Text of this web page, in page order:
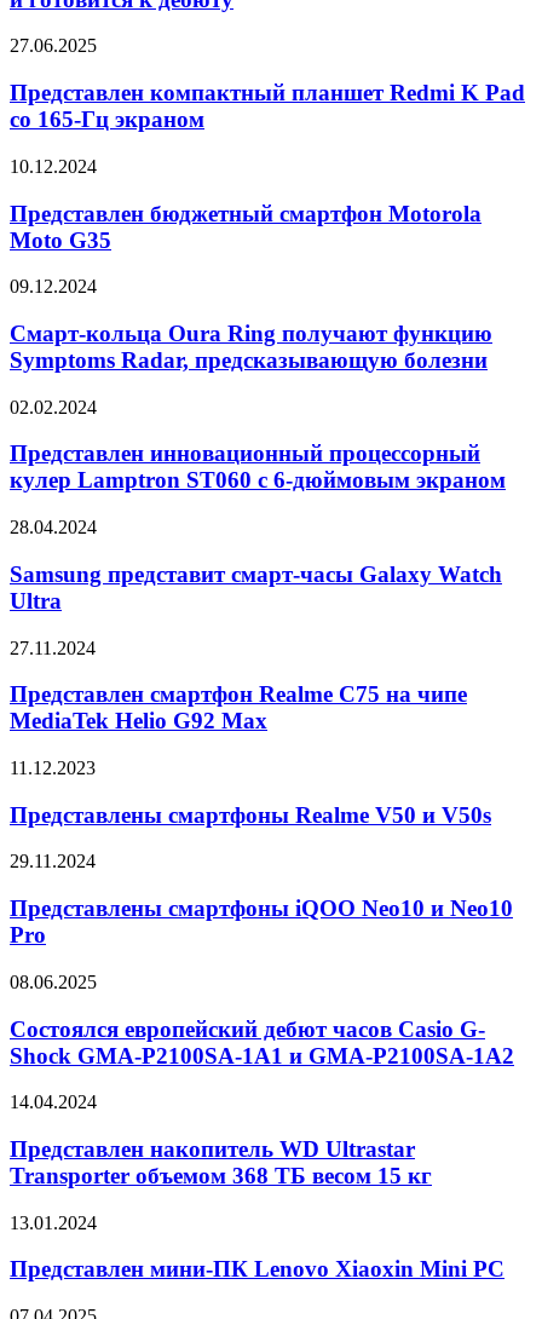
необходимые
и
к
дебюту
Представлен
планшет
Redmi
K
со
Гц
экраном
27.06.2025
Представлен компактный планшет Redmi K Pad
со 165-Гц экраном
Представлен
смартфон
Motorola
Moto
10.12.2024
Представлен бюджетный смартфон Motorola
Moto G35
Смарт-
Oura
Ring
получают
Symptoms
предсказывающую
болезни
09.12.2024
Смарт-кольца Oura Ring получают функцию
Symptoms Radar, предсказывающую болезни
Представлен
процессорный
кулер
Lamptron
c
дюймовым
экраном
02.02.2024
Представлен инновационный процессорный
кулер Lamptron ST060 c 6-дюймовым экраном
Samsung
смарт-
часы
Galaxy
Ultra
28.04.2024
Samsung представит смарт-часы Galaxy Watch
Ultra
Представлен
Realme
C75
на
MediaTek
G92
27.11.2024
Представлен смартфон Realme C75 на чипе
MediaTek Helio G92 Max
Представлены
Realme
V50
и
11.12.2023
Представлены смартфоны Realme V50 и V50s
Представлены
iQOO
Neo10
и
Pro
29.11.2024
Представлены смартфоны iQOO Neo10 и Neo10
Pro
Состоялся
дебют
часов
Casio
Shock
P2100SA-
1A1
GMA-
1A2
08.06.2025
Состоялся европейский дебют часов Casio G-
Shock GMA-P2100SA-1A1 и GMA-P2100SA-1A2
Представлен
WD
Ultrastar
Transporter
368
весом
14.04.2024
Представлен накопитель WD Ultrastar
Transporter объемом 368 ТБ весом 15 кг
Представлен
ПК
Lenovo
Xiaoxin
13.01.2024
Представлен мини-ПК Lenovo Xiaoxin Mini PC